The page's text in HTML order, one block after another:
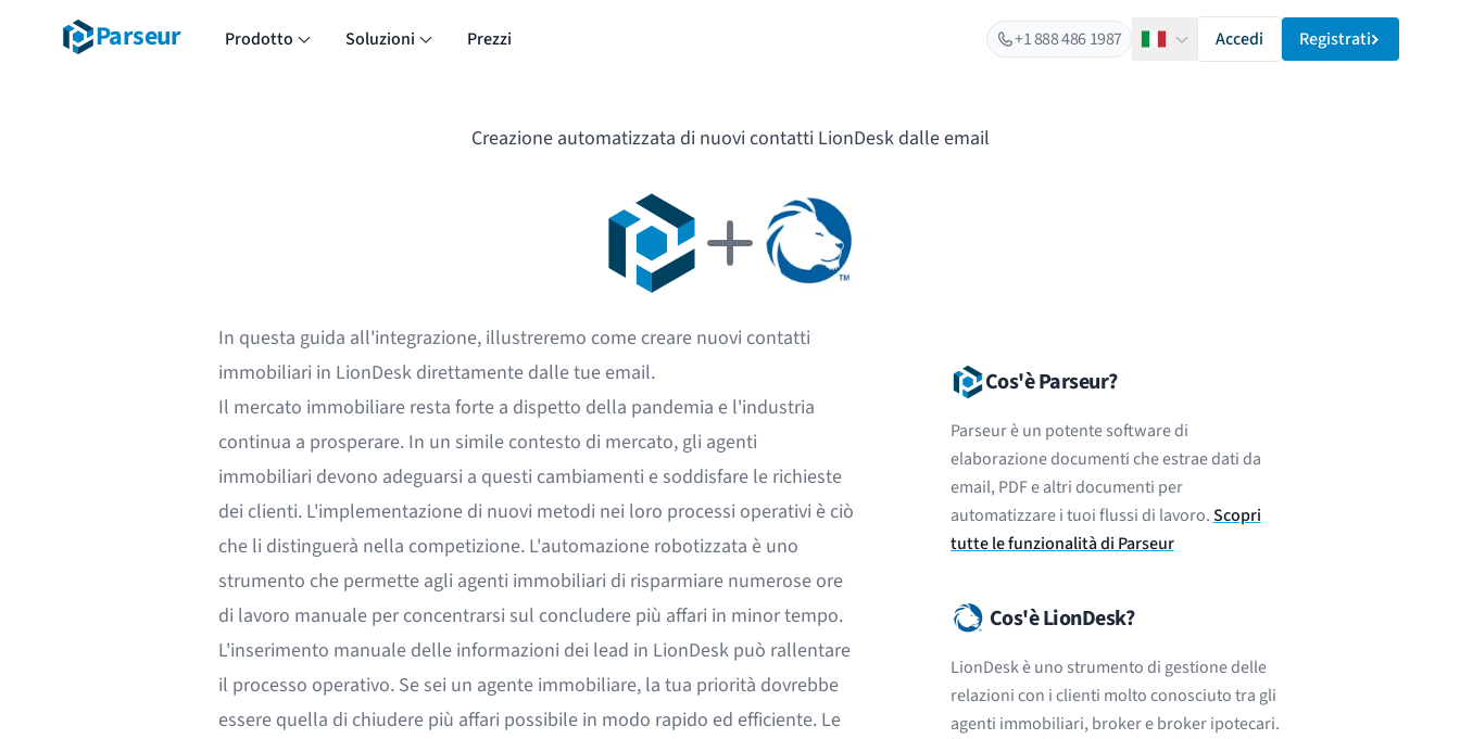
Parseur Prodotto Soluzioni Prezzi +1 888 486 1987 ItalianoAccedi Registrati
Creazione automatizzata di nuovi contatti LionDesk dalle email
In questa guida all'integrazione, illustreremo come creare nuovi contatti
immobiliari in LionDesk direttamente dalle tue email.
Il mercato immobiliare resta forte a dispetto della pandemia e l'industria
continua a prosperare. In un simile contesto di mercato, gli agenti
immobiliari devono adeguarsi a questi cambiamenti e soddisfare le richieste
dei clienti. L'implementazione di nuovi metodi nei loro processi operativi è ciò
che li distinguerà nella competizione. L'automazione robotizzata è uno
strumento che permette agli agenti immobiliari di risparmiare numerose ore
di lavoro manuale per concentrarsi sul concludere più affari in minor tempo.
L'inserimento manuale delle informazioni dei lead in LionDesk può rallentare
il processo operativo. Se sei un agente immobiliare, la tua priorità dovrebbe
essere quella di chiudere più affari possibile in modo rapido ed efficiente. Le
Cos'è Parseur?
Parseur è un potente software di
elaborazione documenti che estrae dati da
email, PDF e altri documenti per
automatizzare i tuoi flussi di lavoro.Scopri
tutte le funzionalità di Parseur
Cos'è LionDesk?
LionDesk è uno strumento di gestione delle
relazioni con i clienti molto conosciuto tra gli
agenti immobiliari, broker e broker ipotecari.